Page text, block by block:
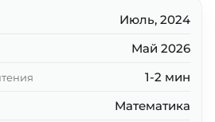
Июль, 2024
Май 2026
1-2 мин
Математика